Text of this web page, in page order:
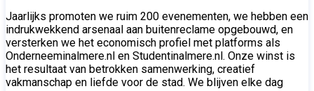
Jaarlijks promoten we ruim 200 evenementen, we hebben een
indrukwekkend arsenaal aan buitenreclame opgebouwd, en
versterken we het economisch profiel met platforms als
Onderneeminalmere.nl en Studentinalmere.nl. Onze winst is
het resultaat van betrokken samenwerking, creatief
vakmanschap en liefde voor de stad. We blijven elke dag